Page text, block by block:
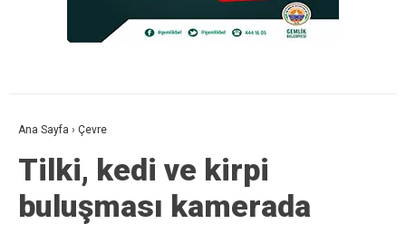
Ana Sayfa › Çevre
Tilki, kedi ve kirpi
buluşması kamerada